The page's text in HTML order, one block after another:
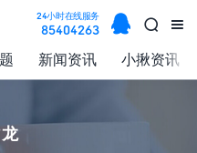


24小时在线服务
85404263 
新闻资讯 小揪资讯